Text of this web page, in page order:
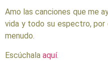
Amo las canciones que me
vida y todo su espectro, por
menudo.
Escúchala aquí.